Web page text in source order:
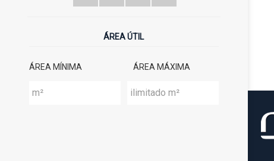
ÁREA ÚTIL
ÁREA MÍNIMA ÁREA MÁXIMA